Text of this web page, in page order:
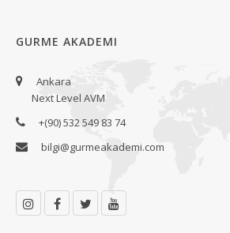
GURME AKADEMI
Ankara
Next Level AVM
+(90) 532 549 83 74
bilgi@gurmeakademi.com